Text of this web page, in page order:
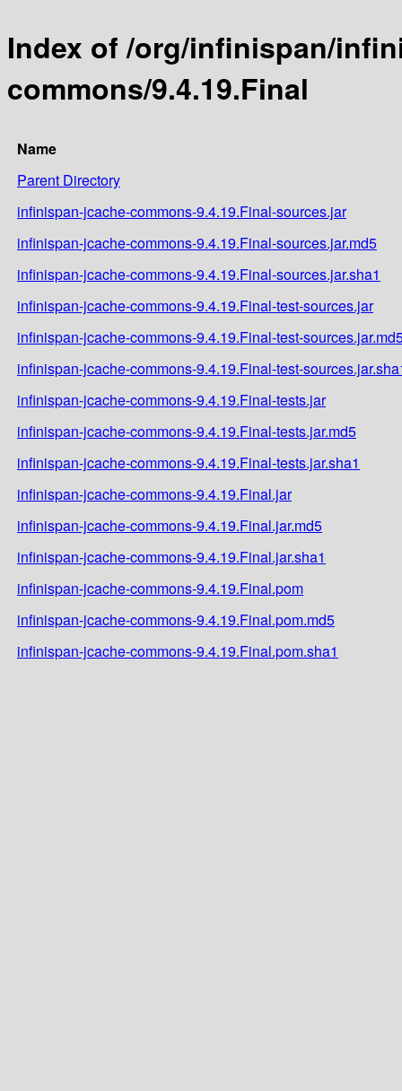
Index of /org/infinispan/
commons/9.4.19.Final
Name
Parent Directory
infinispan-jcache-commons-9.4.19.Final-sources.jar
infinispan-jcache-commons-9.4.19.Final-sources.jar.md5
infinispan-jcache-commons-9.4.19.Final-sources.jar.sha1
infinispan-jcache-commons-9.4.19.Final-test-sources.jar
infinispan-jcache-commons-9.4.19.Final-test-
infinispan-jcache-commons-9.4.19.Final-test-
infinispan-jcache-commons-9.4.19.Final-tests.jar
infinispan-jcache-commons-9.4.19.Final-tests.jar.md5
infinispan-jcache-commons-9.4.19.Final-tests.jar.sha1
infinispan-jcache-commons-9.4.19.Final.jar
infinispan-jcache-commons-9.4.19.Final.jar.md5
infinispan-jcache-commons-9.4.19.Final.jar.sha1
infinispan-jcache-commons-9.4.19.Final.pom
infinispan-jcache-commons-9.4.19.Final.pom.md5
infinispan-jcache-commons-9.4.19.Final.pom.sha1